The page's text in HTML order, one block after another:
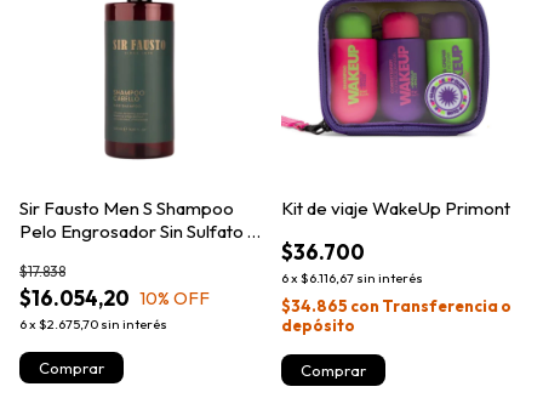
Sir Fausto Men S Shampoo
Pelo Engrosador Sin Sulfato X
$16.054,20
$17.838
10% OFF
6x $2.675,70 sin interés
Kit de viaje WakeUp Primont
$36.700
6x $6.116,67 sin interés
$34.865 con Transferencia o
depósito